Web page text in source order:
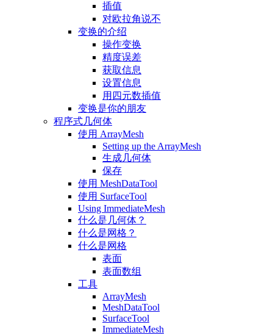
插值
对欧拉角说不
变换的介绍
操作变换
精度误差
获取信息
设置信息
用四元数插值
变换是你的朋友
程序式几何体
使用 ArrayMesh
Setting up the ArrayMesh
生成几何体
保存
使用 MeshDataTool
使用 SurfaceTool
Using ImmediateMesh
什么是几何体？
什么是网格？
什么是网格
表面
表面数组
工具
ArrayMesh
MeshDataTool
SurfaceTool
ImmediateMesh